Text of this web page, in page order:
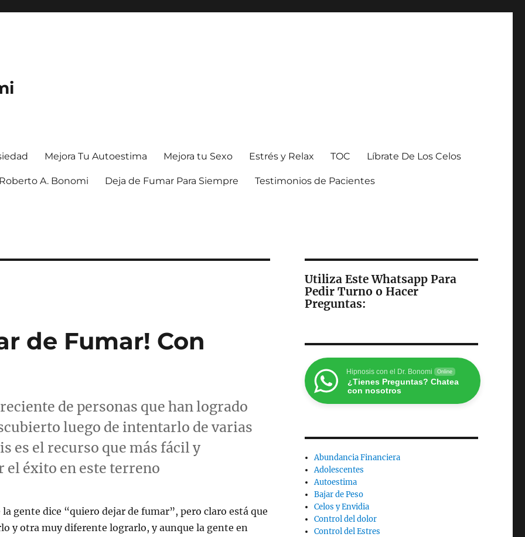
Mejora Tu Autoestima Mejora tu Sexo Estrés y Relax TOC Líbrate De Los Celos
A. Bonomi Deja de Fumar Para Siempre Testimonios de Pacientes
de Fumar! Con
de personas que han logrado
luego de intentarlo de varias
es el recurso que más fácil y
éxito en este terreno
gente dice “quiero dejar de fumar”, pero claro está que
y otra muy diferente lograrlo, y aunque la gente en
Utiliza Este Whatsapp Para
Pedir Turno o Hacer
Preguntas:
Hipnosis con el Dr. Bonomi Online
¿Tienes Preguntas? Chatea
con nosotros
Abundancia Financiera
Adolescentes
Autoestima
Bajar de Peso
Celos y Envidia
Control del dolor
Control del Estres